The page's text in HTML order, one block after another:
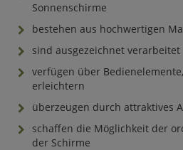
Sonnenschirme
bestehen aus hochwertigen
sind ausgezeichnet verarbeitet
verfügen über
erleichtern
überzeugen durch attraktives
schaffen die Möglichkeit der
der Schirme